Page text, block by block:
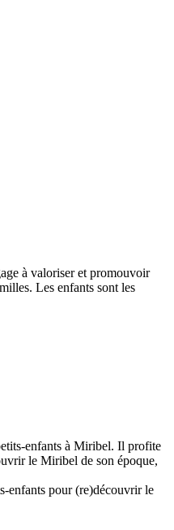
à valoriser et promouvoir
Les enfants sont les
enfants à Miribel. Il profite
le Miribel de son époque,
enfants pour (re)découvrir le